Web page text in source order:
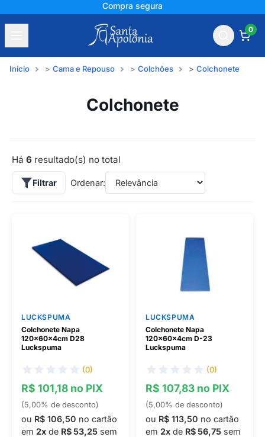
Compra segura
0
Início Cama e Repouso Colchões Colchonete
Colchonete
Há 6 resultado(s) no total
Filtrar Ordenar:
LUCKSPUMA
Colchonete Napa
120x60x4cm D28
Luckspuma
(0)
R$ 101,18 no PIX
(5,00% de desconto)
ou R$ 106,50 no cartão
em 2x de R$ 53,25 sem
LUCKSPUMA
Colchonete Napa
120x60x4cm D-23
Luckspuma
(0)
R$ 107,83 no PIX
(5,00% de desconto)
ou R$ 113,50 no cartão
em 2x de R$ 56,75 sem